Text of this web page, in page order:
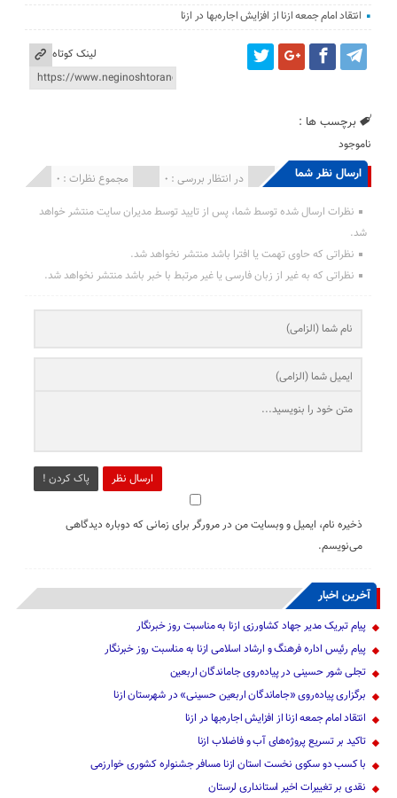
انتقاد امام جمعه ازنا از افزایش اجاره‌بها در ازنا
لینک کوتاه
برچسب ها :
ناموجود
ارسال نظر شما مجموع نظرات : 0 در انتظار بررسی : 0 انتشار یافته : 0
نظرات ارسال شده توسط شما، پس از تایید توسط مدیران سایت منتشر خواهد
شد.
نظراتی که حاوی تهمت یا افترا باشد منتشر نخواهد شد.
نظراتی که به غیر از زبان فارسی یا غیر مرتبط با خبر باشد منتشر نخواهد شد.
ارسال نظر پاک کردن !
ذخیره نام، ایمیل و وبسایت من در مرورگر برای زمانی که دوباره دیدگاهی
می‌نویسم.
آخرین اخبار
پیام تبریک مدیر جهاد کشاورزی ازنا به مناسبت روز خبرنگار
پیام رئیس اداره فرهنگ و ارشاد اسلامی ازنا به مناسبت روز خبرنگار
تجلی شور حسینی در پیاده‌روی جاماندگان اربعین
برگزاری پیاده‌روی «جاماندگان اربعین حسینی» در شهرستان ازنا
انتقاد امام جمعه ازنا از افزایش اجاره‌بها در ازنا
تاکید بر تسریع پروژه‌های آب و فاضلاب ازنا
با کسب دو سکوی نخست استان ازنا مسافر جشنواره کشوری خوارزمی
نقدی بر تغییرات اخیر استانداری لرستان